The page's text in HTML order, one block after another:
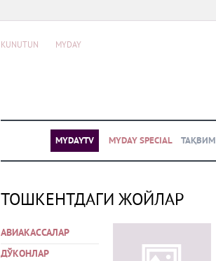
KUNUTUN MYDAY
MYDAYTV MYDAY SPECIAL ТАҚВИМ
ТОШКЕНТДАГИ ЖОЙЛАР
АВИАКАССАЛАР
ДЎКОНЛАР